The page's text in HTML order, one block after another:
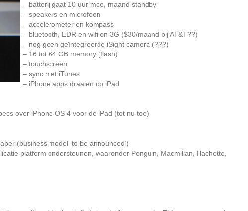
– batterij gaat 10 uur mee, maand standby
– speakers en microfoon
– accelerometer en kompass
– bluetooth, EDR en wifi en 3G ($30/maand bij AT&T??)
– nog geen geïntegreerde iSight camera (???)
– 16 tot 64 GB memory (flash)
– touchscreen
– sync met iTunes
– iPhone apps draaien op iPad
over iPhone OS 4 voor de iPad (tot nu toe)
(business model ’to be announced’)
platform ondersteunen, waaronder Penguin, Macmillan, Hachette,